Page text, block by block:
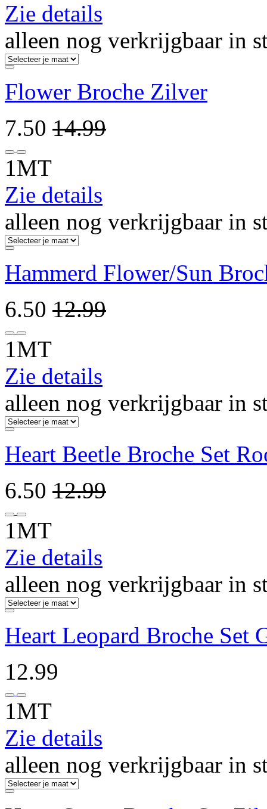
Zie details
alleen nog verkrijgbaar in
Flower Broche Zilver
7.50 14.99
1MT
Zie details
alleen nog verkrijgbaar in
Hammerd Flower/Sun
6.50 12.99
1MT
Zie details
alleen nog verkrijgbaar in
Heart Beetle Broche Set
6.50 12.99
1MT
Zie details
alleen nog verkrijgbaar in
Heart Leopard Broche Set
12.99
1MT
Zie details
alleen nog verkrijgbaar in